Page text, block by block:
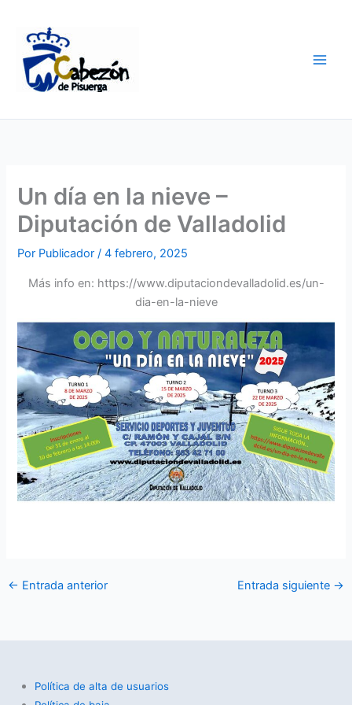
contenido
Un día en la nieve –
Diputación de Valladolid
Por Publicador/4 febrero, 2025
Más info en: https://www.diputaciondevalladolid.es/un-
dia-en-la-nieve
← Entrada anterior Entrada siguiente →
Política de alta de usuarios